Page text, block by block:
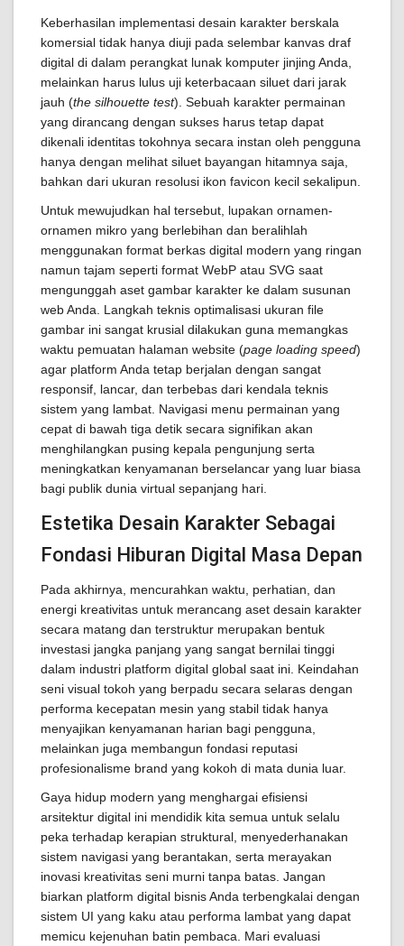
Keberhasilan implementasi desain karakter berskala
komersial tidak hanya diuji pada selembar kanvas draf
digital di dalam perangkat lunak komputer jinjing Anda,
melainkan harus lulus uji keterbacaan siluet dari jarak
jauh (the silhouette test). Sebuah karakter permainan
yang dirancang dengan sukses harus tetap dapat
dikenali identitas tokohnya secara instan oleh pengguna
hanya dengan melihat siluet bayangan hitamnya saja,
bahkan dari ukuran resolusi ikon favicon kecil sekalipun.
Untuk mewujudkan hal tersebut, lupakan ornamen-
ornamen mikro yang berlebihan dan beralihlah
menggunakan format berkas digital modern yang ringan
namun tajam seperti format WebP atau SVG saat
mengunggah aset gambar karakter ke dalam susunan
web Anda. Langkah teknis optimalisasi ukuran file
gambar ini sangat krusial dilakukan guna memangkas
waktu pemuatan halaman website (page loading speed)
agar platform Anda tetap berjalan dengan sangat
responsif, lancar, dan terbebas dari kendala teknis
sistem yang lambat. Navigasi menu permainan yang
cepat di bawah tiga detik secara signifikan akan
menghilangkan pusing kepala pengunjung serta
meningkatkan kenyamanan berselancar yang luar biasa
bagi publik dunia virtual sepanjang hari.
Estetika Desain Karakter Sebagai
Fondasi Hiburan Digital Masa Depan
Pada akhirnya, mencurahkan waktu, perhatian, dan
energi kreativitas untuk merancang aset desain karakter
secara matang dan terstruktur merupakan bentuk
investasi jangka panjang yang sangat bernilai tinggi
dalam industri platform digital global saat ini. Keindahan
seni visual tokoh yang berpadu secara selaras dengan
performa kecepatan mesin yang stabil tidak hanya
menyajikan kenyamanan harian bagi pengguna,
melainkan juga membangun fondasi reputasi
profesionalisme brand yang kokoh di mata dunia luar.
Gaya hidup modern yang menghargai efisiensi
arsitektur digital ini mendidik kita semua untuk selalu
peka terhadap kerapian struktural, menyederhanakan
sistem navigasi yang berantakan, serta merayakan
inovasi kreativitas seni murni tanpa batas. Jangan
biarkan platform digital bisnis Anda terbengkalai dengan
sistem UI yang kaku atau performa lambat yang dapat
memicu kejenuhan batin pembaca. Mari evaluasi